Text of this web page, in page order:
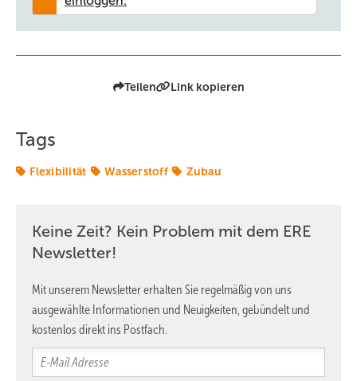
sichern. | 52
Speicher minimieren den Netzbedarf. Bayernwerk holt sich die
Teilen Link kopieren
Tags
Flexibilität Wasserstoff Zubau
Keine Zeit? Kein Problem mit dem ERE
Newsletter!
Mit unserem Newsletter erhalten Sie regelmäßig von uns
ausgewählte Informationen und Neuigkeiten, gebündelt und
kostenlos direkt ins Postfach.